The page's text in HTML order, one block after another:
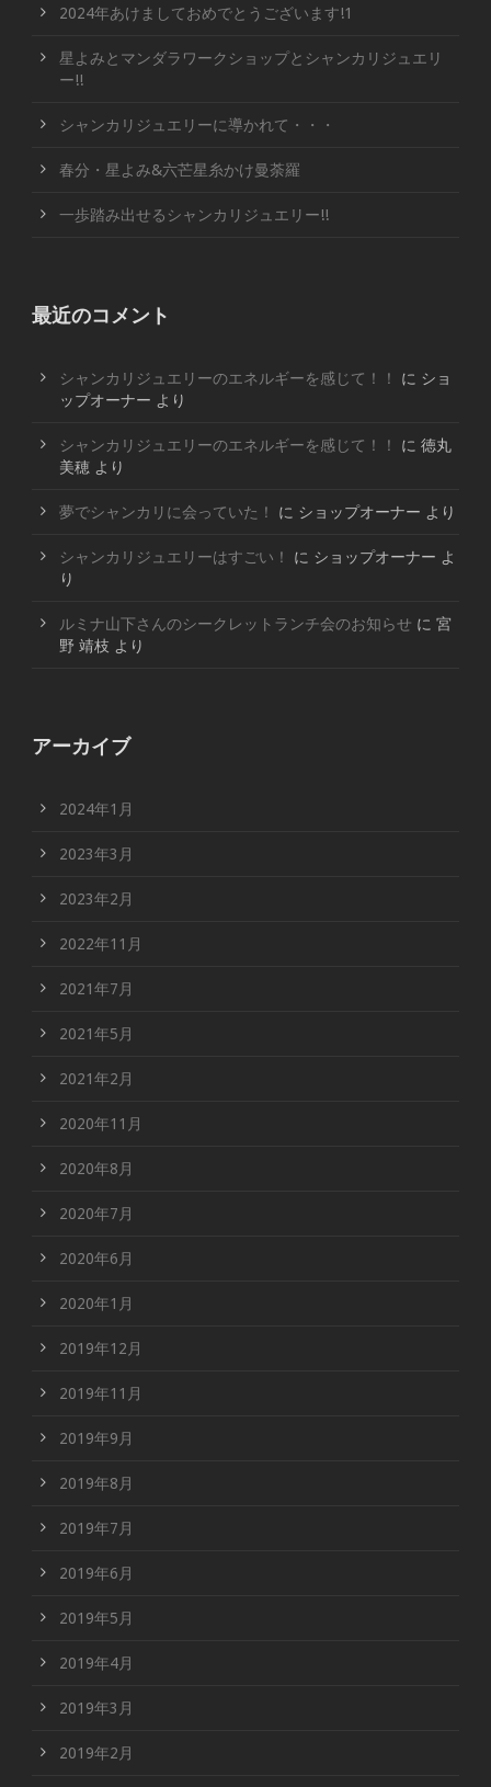
2024年あけましておめでとうございます!1
星よみとマンダラワークショップとシャンカリジュエリ
ー!!
シャンカリジュエリーに導かれて・・・
春分・星よみ&六芒星糸かけ曼荼羅
一歩踏み出せるシャンカリジュエリー!!
最近のコメント
シャンカリジュエリーのエネルギーを感じて！！ に ショ
ップオーナー より
シャンカリジュエリーのエネルギーを感じて！！ に 徳丸
美穂 より
夢でシャンカリに会っていた！ に ショップオーナー より
シャンカリジュエリーはすごい！ に ショップオーナー よ
り
ルミナ山下さんのシークレットランチ会のお知らせ に 宮
野 靖枝 より
アーカイブ
2024年1月
2023年3月
2023年2月
2022年11月
2021年7月
2021年5月
2021年2月
2020年11月
2020年8月
2020年7月
2020年6月
2020年1月
2019年12月
2019年11月
2019年9月
2019年8月
2019年7月
2019年6月
2019年5月
2019年4月
2019年3月
2019年2月